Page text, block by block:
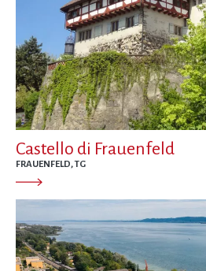
Castello di Frauenfeld
FRAUENFELD, TG